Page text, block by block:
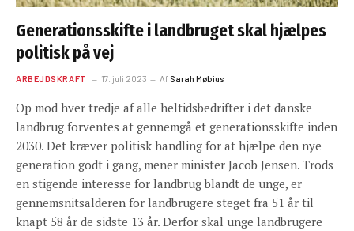
Generationsskifte i landbruget skal hjælpes
politisk på vej
ARBEJDSKRAFT 17. juli 2023 Af Sarah Møbius
Op mod hver tredje af alle heltidsbedrifter i det danske
landbrug forventes at gennemgå et generationsskifte inden
2030. Det kræver politisk handling for at hjælpe den nye
generation godt i gang, mener minister Jacob Jensen. Trods
en stigende interesse for landbrug blandt de unge, er
gennemsnitsalderen for landbrugere steget fra 51 år til
knapt 58 år de sidste 13 år. Derfor skal unge landbrugere